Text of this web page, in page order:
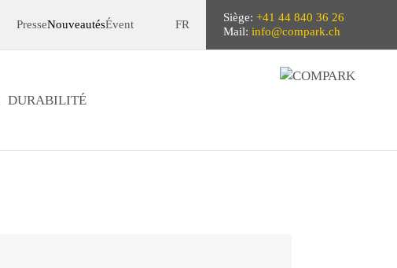
PresseNouveautésÉvent FR
Siège: +41 44 840 36 26
Mail: info@compark.ch
DURABILITÉ